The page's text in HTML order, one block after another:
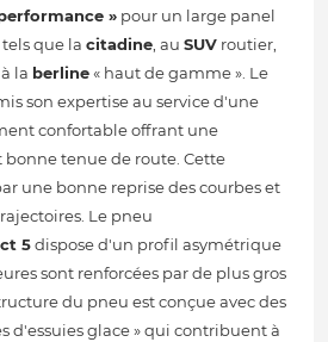
» pour un large panel
tels que la citadine, au SUV routier,
la berline« haut de gamme ». Le
son expertise au service d'une
confortable offrant une
bonne tenue de route. Cette
une bonne reprise des courbes et
Le pneu
5dispose d'un profil asymétrique
sont renforcées par de plus gros
du pneu est conçue avec des
d'essuies glace » qui contribuent à